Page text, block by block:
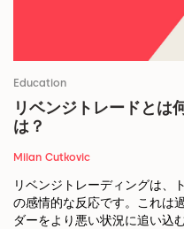
Education
リベンジトレードとは
は？
Milan Cutkovic
リベンジトレーディングは、
の感情的な反応です。これは
ダーをより悪い状況に追い込